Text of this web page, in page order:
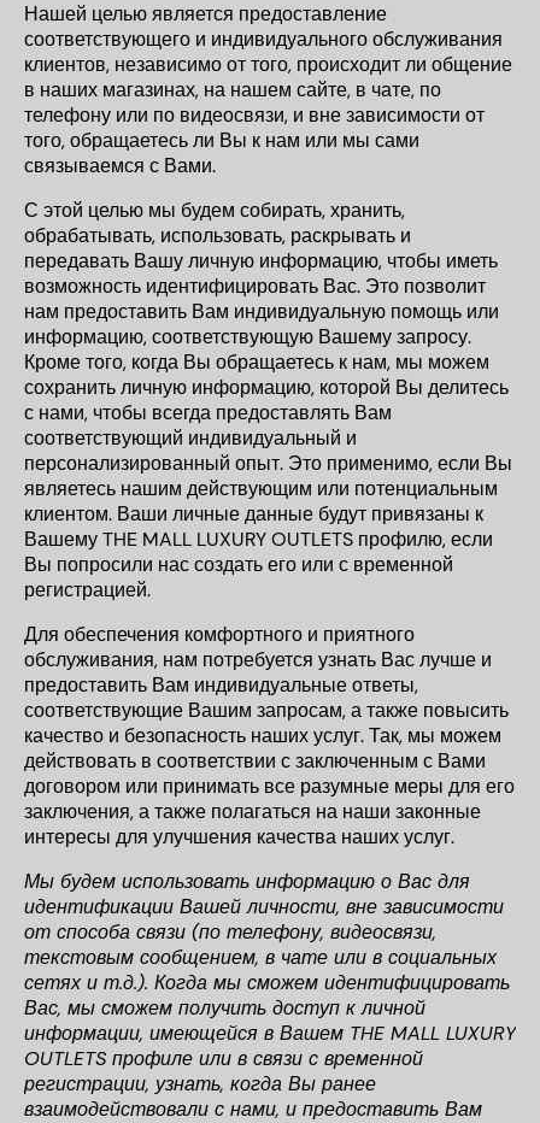
Нашей целью является предоставление
соответствующего и индивидуального обслуживания
клиентов, независимо от того, происходит ли общение
в наших магазинах, на нашем сайте, в чате, по
телефону или по видеосвязи, и вне зависимости от
того, обращаетесь ли Вы к нам или мы сами
связываемся с Вами.
С этой целью мы будем собирать, хранить,
обрабатывать, использовать, раскрывать и
передавать Вашу личную информацию, чтобы иметь
возможность идентифицировать Вас. Это позволит
нам предоставить Вам индивидуальную помощь или
информацию, соответствующую Вашему запросу.
Кроме того, когда Вы обращаетесь к нам, мы можем
сохранить личную информацию, которой Вы делитесь
с нами, чтобы всегда предоставлять Вам
соответствующий индивидуальный и
персонализированный опыт. Это применимо, если Вы
являетесь нашим действующим или потенциальным
клиентом. Ваши личные данные будут привязаны к
Вашему THE MALL LUXURY OUTLETS профилю, если
Вы попросили нас создать его или с временной
регистрацией.
Для обеспечения комфортного и приятного
обслуживания, нам потребуется узнать Вас лучше и
предоставить Вам индивидуальные ответы,
соответствующие Вашим запросам, а также повысить
качество и безопасность наших услуг. Так, мы можем
действовать в соответствии с заключенным с Вами
договором или принимать все разумные меры для его
заключения, а также полагаться на наши законные
интересы для улучшения качества наших услуг.
Мы будем использовать информацию о Вас для
идентификации Вашей личности, вне зависимости
от способа связи (по телефону, видеосвязи,
текстовым сообщением, в чате или в социальных
сетях и т.д.). Когда мы сможем идентифицировать
Вас, мы сможем получить доступ к личной
информации, имеющейся в Вашем THE MALL LUXURY
OUTLETS профиле или в связи с временной
регистрации, узнать, когда Вы ранее
взаимодействовали с нами, и предоставить Вам